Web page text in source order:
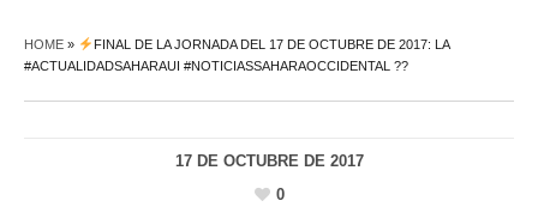
HOME »
FINAL DE LA JORNADA DEL 17 DE OCTUBRE DE 2017: LA
#ACTUALIDADSAHARAUI #NOTICIASSAHARAOCCIDENTAL ??
17 DE OCTUBRE DE 2017
0